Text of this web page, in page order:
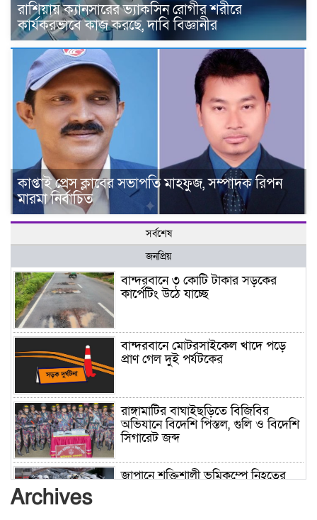
রাশিয়ায় ক্যানসারের ভ্যাকসিন রোগীর শরীরে
কার্যকরভাবে কাজ করছে, দাবি বিজ্ঞানীর
কাপ্তাই প্রেস ক্লাবের সভাপতি মাহফুজ, সম্পাদক রিপন
মারমা নির্বাচিত
সর্বশেষ
জনপ্রিয়
বান্দরবানে ৩ কোটি টাকার সড়কের
কার্পেটিং উঠে যাচ্ছে
বান্দরবানে মোটরসাইকেল খাদে পড়ে
প্রাণ গেল দুই পর্যটকের
রাঙ্গামাটির বাঘাইছড়িতে বিজিবির
অভিযানে বিদেশি পিস্তল, গুলি ও বিদেশি
সিগারেট জব্দ
জাপানে শক্তিশালী ভূমিকম্পে নিহতের
Archives